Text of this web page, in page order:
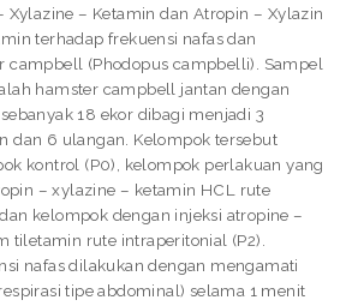
Xylazine – Ketamin dan Atropin – Xylazin
terhadap frekuensi nafas dan
campbell (Phodopus campbelli). Sampel
hamster campbell jantan dengan
18 ekor dibagi menjadi 3
dan 6 ulangan. Kelompok tersebut
kontrol (P0), kelompok perlakuan yang
– xylazine – ketamin HCL rute
kelompok dengan injeksi atropine –
tiletamin rute intraperitonial (P2).
nafas dilakukan dengan mengamati
tipe abdominal) selama 1 menit